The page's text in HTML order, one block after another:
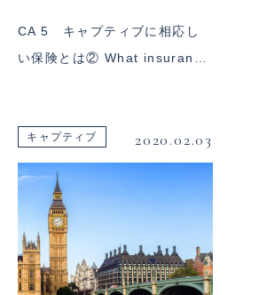
CA 5 キャプティブに相応し
い保険とは② What insuran…
キャプティブ 2020.02.03